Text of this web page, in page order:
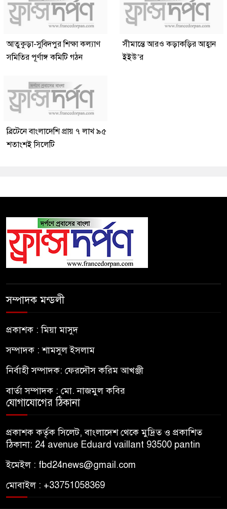
আতুকুড়া-সুবিদপুর শিক্ষা কল্যাণ
সমিতির পূর্ণাঙ্গ কমিটি গঠন
সীমান্তে আরও কড়াকড়ির আহ্বান
ইইউ’র
ব্রিটেনে বাংলাদেশি প্রায় ৭ লাখ ৯৫
শতাংশই সিলেটি
সম্পাদক মন্ডলী
প্রকাশক : মিয়া মাসুদ
সম্পাদক : শামসুল ইসলাম
নির্বাহী সম্পাদক: ফেরদৌস করিম আখঞ্জী
বার্তা সম্পাদক : মো. নাজমুল কবির
যোগাযোগের ঠিকানা
প্রকাশক কর্তৃক সিলেট, বাংলাদেশ থেকে মুদ্রিত ও প্রকাশিত
ঠিকানা: 24 avenue Eduard vaillant 93500 pantin
ইমেইল : fbd24news@gmail.com
মোবাইল : +33751058369